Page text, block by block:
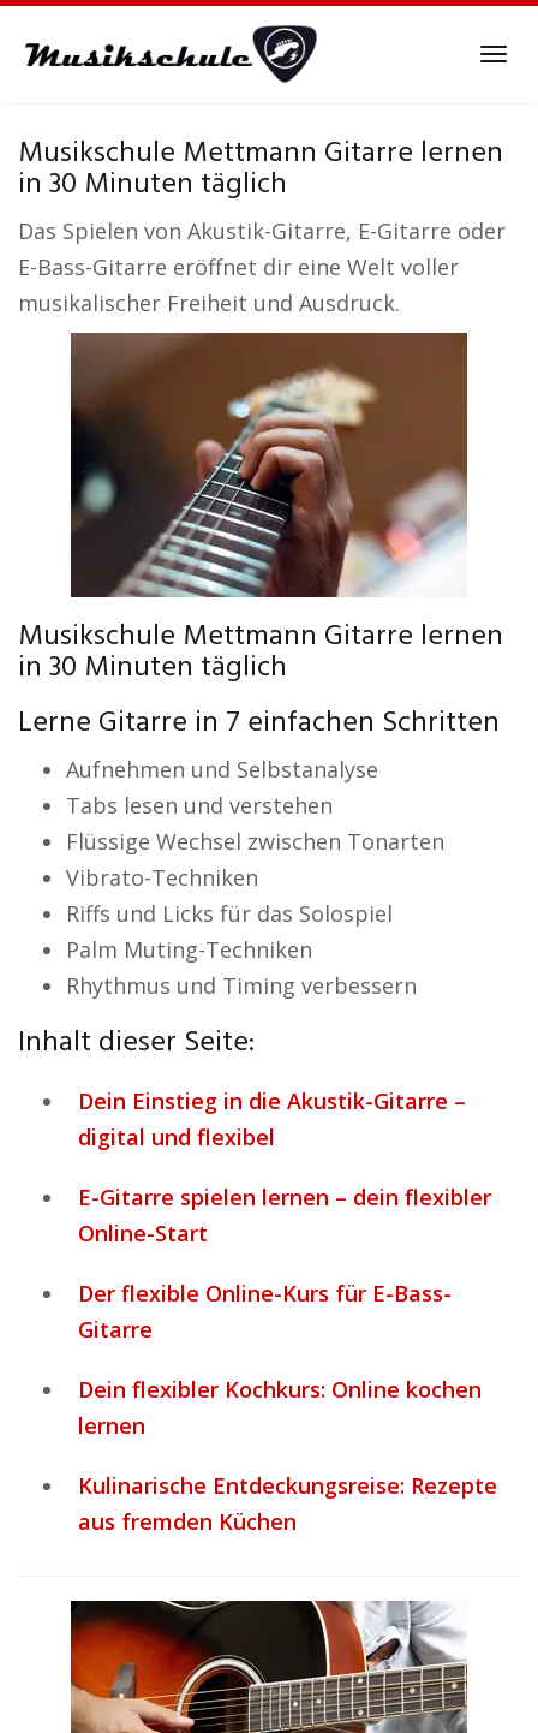
Musikschule Mettmann Gitarre lernen
in 30 Minuten täglich
Das Spielen von Akustik-Gitarre, E-Gitarre oder
E-Bass-Gitarre eröffnet dir eine Welt voller
musikalischer Freiheit und Ausdruck.
Musikschule Mettmann Gitarre lernen
in 30 Minuten täglich
Lerne Gitarre in 7 einfachen Schritten
Aufnehmen und Selbstanalyse
Tabs lesen und verstehen
Flüssige Wechsel zwischen Tonarten
Vibrato-Techniken
Riffs und Licks für das Solospiel
Palm Muting-Techniken
Rhythmus und Timing verbessern
Inhalt dieser Seite:
Dein Einstieg in die Akustik-Gitarre –
digital und flexibel
E-Gitarre spielen lernen – dein flexibler
Online-Start
Der flexible Online-Kurs für E-Bass-
Gitarre
Dein flexibler Kochkurs: Online kochen
lernen
Kulinarische Entdeckungsreise: Rezepte
aus fremden Küchen